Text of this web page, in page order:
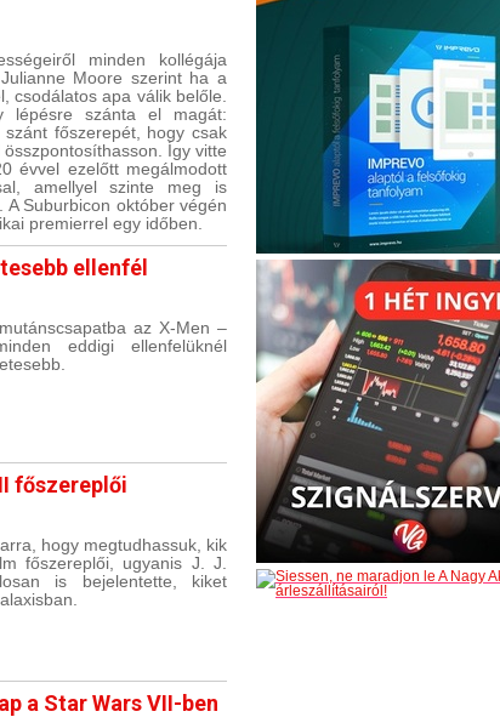
minden kollégája
Moore szerint ha a
csodálatos apa válik belőle.
lépésre szánta el magát:
főszerepét, hogy csak
Így vitte
évvel ezelőtt megálmodott
amellyel szinte meg is
Suburbicon október végén
premierrel egy időben.
ellenfél
az X-Men –
eddigi ellenfelüknél
főszereplői
hogy megtudhassuk, kik
főszereplői, ugyanis J. J.
is bejelentette, kiket
a Star Wars VII-ben